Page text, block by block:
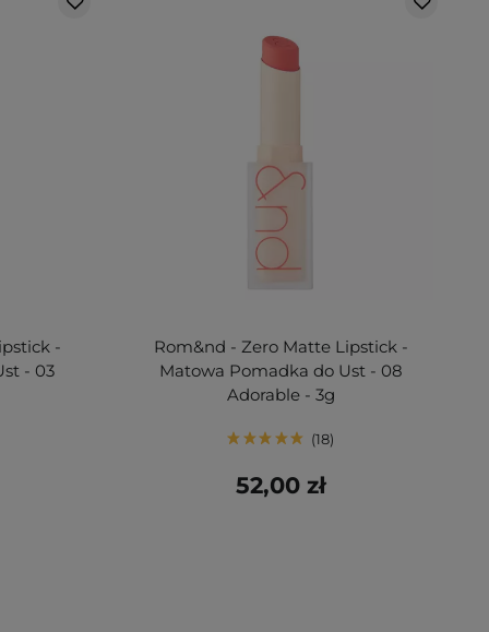
-
- 03
Rom&nd - Zero Matte Lipstick -
Matowa Pomadka do Ust - 08
Adorable - 3g
18
52,00 zł